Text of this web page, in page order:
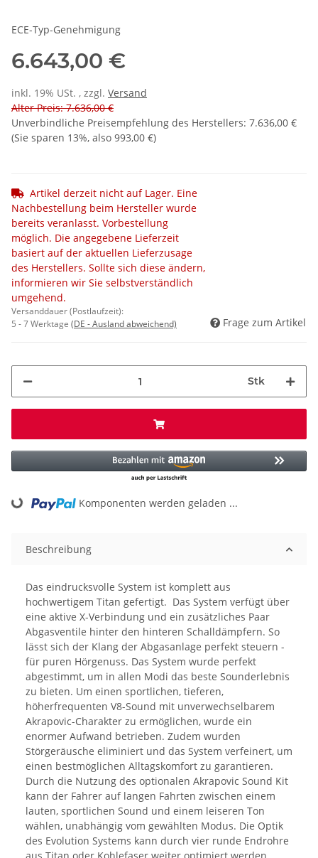
ECE-Typ-Genehmigung
6.643,00 €
inkl. 19% USt. , zzgl. Versand
Alter Preis: 7.636,00 €
Unverbindliche Preisempfehlung des Herstellers: 7.636,00 €
(Sie sparen 13%, also 993,00 €)
Artikel derzeit nicht auf Lager. Eine
Nachbestellung beim Hersteller wurde
bereits veranlasst. Vorbestellung
möglich. Die angegebene Lieferzeit
basiert auf der aktuellen Lieferzusage
des Herstellers. Sollte sich diese ändern,
informieren wir Sie selbstverständlich
umgehend.
Versanddauer (Postlaufzeit):
5 - 7 Werktage (DE - Ausland abweichend) Frage zum Artikel
Stk
Loading... Komponenten werden geladen ...
Beschreibung
Das eindrucksvolle System ist komplett aus
hochwertigem Titan gefertigt. Das System verfügt über
eine aktive X-Verbindung und ein zusätzliches Paar
Abgasventile hinter den hinteren Schalldämpfern. So
lässt sich der Klang der Abgasanlage perfekt steuern -
für puren Hörgenuss. Das System wurde perfekt
abgestimmt, um in allen Modi das beste Sounderlebnis
zu bieten. Um einen sportlichen, tieferen,
höherfrequenten V8-Sound mit unverwechselbarem
Akrapovic-Charakter zu ermöglichen, wurde ein
enormer Aufwand betrieben. Zudem wurden
Störgeräusche eliminiert und das System verfeinert, um
einen bestmöglichen Alltagskomfort zu garantieren.
Durch die Nutzung des optionalen Akrapovic Sound Kit
kann der Fahrer auf langen Fahrten zwischen einem
lauten, sportlichen Sound und einem leiseren Ton
wählen, unabhängig vom gewählten Modus. Die Optik
des Evolution Systems kann durch vier runde Endrohre